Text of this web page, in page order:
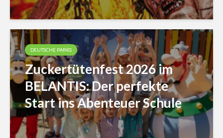
DEUTSCHE PARKS
Zuckertütenfest 2026 im
BELANTIS: Der perfekte
Start ins Abenteuer Schule